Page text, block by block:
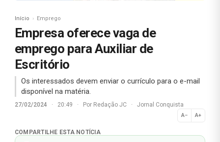
Início Emprego
Empresa oferece vaga de
emprego para Auxiliar de
Escritório
Os interessados devem enviar o currículo para o e-mail
disponível na matéria.
27/02/2024 · 20:49 · Por Redação JC · Jornal Conquista
A− A+
Normal
COMPARTILHE ESTA NOTÍCIA